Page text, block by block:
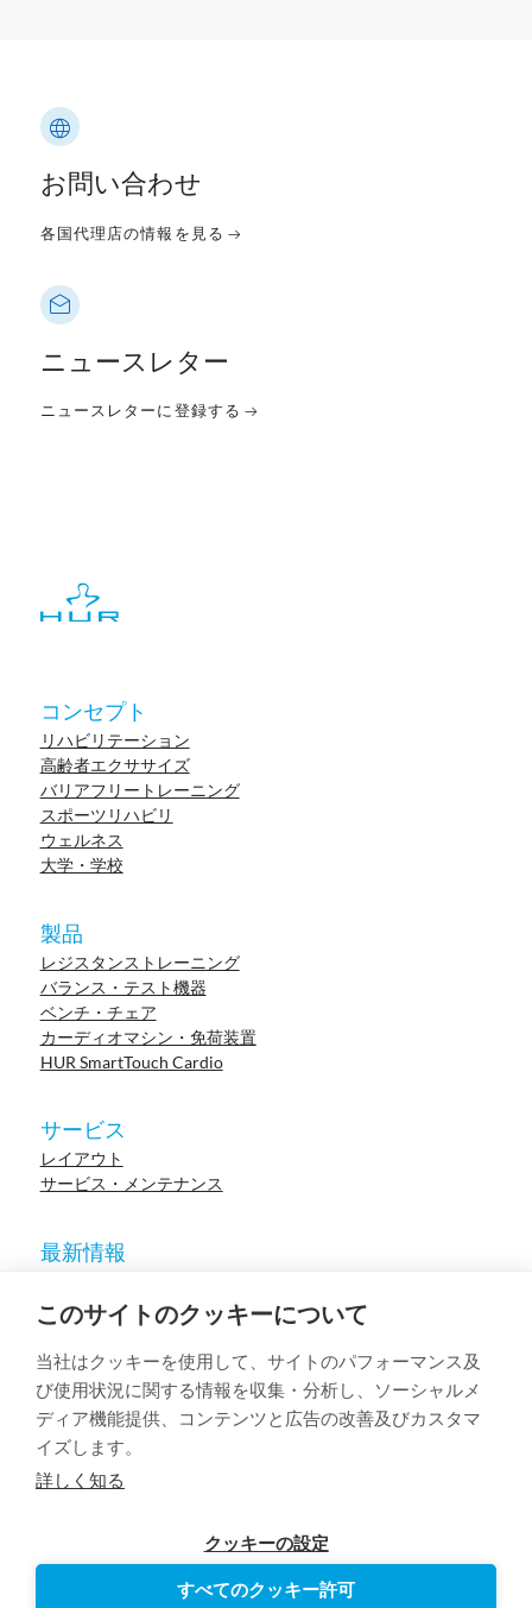
このサイトのクッキーについて
当社はクッキーを使用して、サイトのパフォーマンス及
び使用状況に関する情報を収集・分析し、ソーシャルメ
ディア機能提供、コンテンツと広告の改善及びカスタマ
イズします。
詳しく知る
クッキーの設定
すべてのクッキー許可
お問い合わせ
各国代理店の情報を見る
ニュースレター
ニュースレターに登録する
コンセプト
リハビリテーション
高齢者エクササイズ
バリアフリートレーニング
スポーツリハビリ
ウェルネス
大学・学校
製品
レジスタンストレーニング
バランス・テスト機器
ベンチ・チェア
カーディオマシン・免荷装置
HUR SmartTouch Cardio
サービス
レイアウト
サービス・メンテナンス
最新情報
参考施設
イベント
ウェビナー
学術論文
© 2023 HUR. All right reserved.